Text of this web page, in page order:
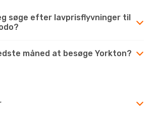
søge efter lavprisflyvninger til
måned at besøge Yorkton?